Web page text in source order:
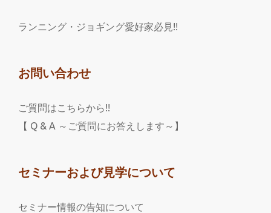
ランニング・ジョギング愛好家必見!!
お問い合わせ
ご質問はこちらから!!
【 Q & A ～ご質問にお答えします～】
セミナーおよび見学について
セミナー情報の告知について